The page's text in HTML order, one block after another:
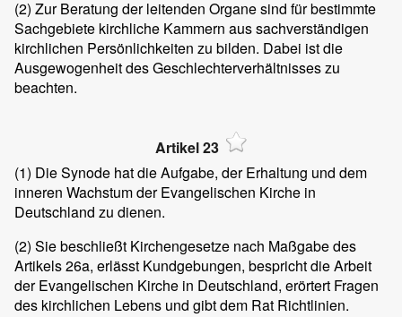
(2) Zur Beratung der leitenden Organe sind für bestimmte
Sachgebiete kirchliche Kammern aus sachverständigen
kirchlichen Persönlichkeiten zu bilden. Dabei ist die
Ausgewogenheit des Geschlechterverhältnisses zu
beachten.
Artikel 23
(1) Die Synode hat die Aufgabe, der Erhaltung und dem
inneren Wachstum der Evangelischen Kirche in
Deutschland zu dienen.
(2) Sie beschließt Kirchengesetze nach Maßgabe des
Artikels 26a, erlässt Kundgebungen, bespricht die Arbeit
der Evangelischen Kirche in Deutschland, erörtert Fragen
des kirchlichen Lebens und gibt dem Rat Richtlinien.